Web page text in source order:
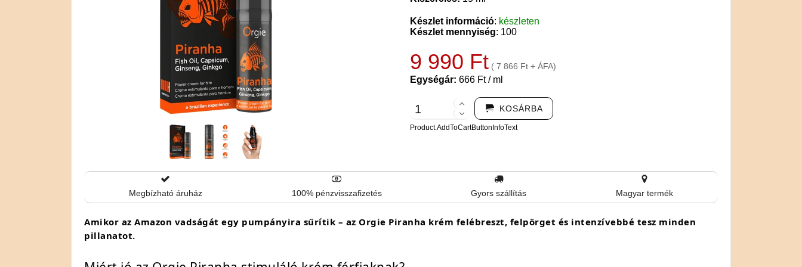
Készlet információ: készleten
Készlet mennyiség: 100
9 990 Ft ( 7 866 Ft + ÁFA)
Egységár: 666 Ft / ml
KOSÁRBA
Product.AddToCartButtonInfoText
Megbízható áruház 100% pénzvisszafizetés Gyors szállítás Magyar termék
Amikor az Amazon vadságát egy pumpányira sűrítik – az Orgie Piranha krém felébreszt, felpörget és intenzívebbé tesz minden
pillanatot.